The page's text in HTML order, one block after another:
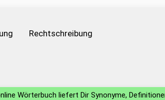
Rechtschreibung
Wörterbuch liefert Dir Synonyme,